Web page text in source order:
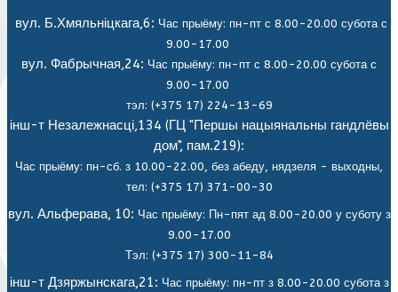
вул. Б.Хмяльніцкага,6: Час прыёму: пн-пт с 8.00-20.00 субота с
9.00-17.00
вул. Фабрычная,24: Час прыёму: пн-пт с 8.00-20.00 субота с
9.00-17.00
тэл: (+375 17) 224-13-69
інш-т Незалежнасці,134 (ГЦ "Першы нацыянальны гандлёвы
дом", пам.219):
Час прыёму: пн-сб. з 10.00-22.00, без абеду, нядзеля - выходны,
тел: (+375 17) 371-00-30
вул. Альферава, 10: Час прыёму: Пн-пят ад 8.00-20.00 у суботу з
9.00-17.00
Тэл: (+375 17) 300-11-84
інш-т Дзяржынскага,21: Час прыёму: пн-пт з 8.00-20.00 субота з